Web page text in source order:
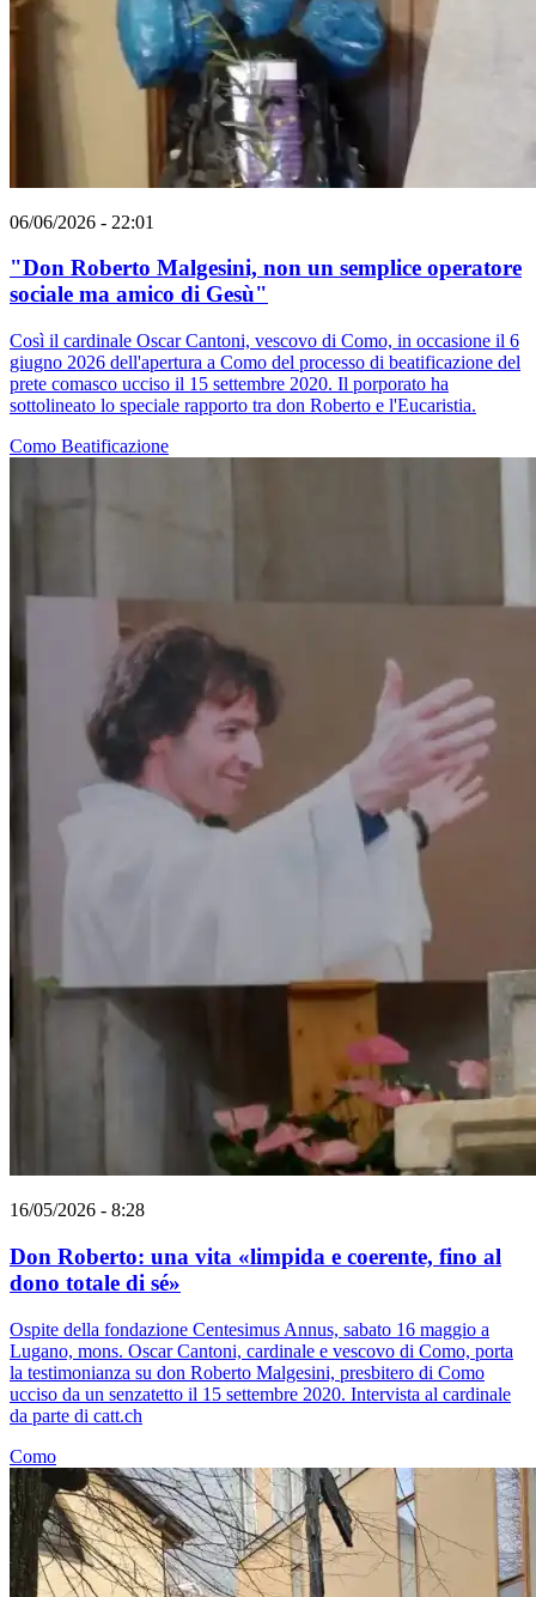
06/06/2026 - 22:01
"Don Roberto Malgesini, non un semplice operatore
sociale ma amico di Gesù"
Così il cardinale Oscar Cantoni, vescovo di Como, in occasione il 6
giugno 2026 dell'apertura a Como del processo di beatificazione del
prete comasco ucciso il 15 settembre 2020. Il porporato ha
sottolineato lo speciale rapporto tra don Roberto e l'Eucaristia.
Como Beatificazione
16/05/2026 - 8:28
Don Roberto: una vita «limpida e coerente, fino al
dono totale di sé»
Ospite della fondazione Centesimus Annus, sabato 16 maggio a
Lugano, mons. Oscar Cantoni, cardinale e vescovo di Como, porta
la testimonianza su don Roberto Malgesini, presbitero di Como
ucciso da un senzatetto il 15 settembre 2020. Intervista al cardinale
da parte di catt.ch
Como